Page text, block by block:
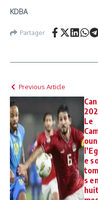
KDBA
Partager
Previous Article
Can
Le
e
s en